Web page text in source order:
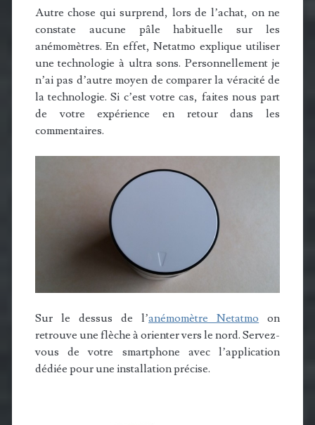
Autre chose qui surprend, lors de l’achat, on ne
constate aucune pâle habituelle sur les
anémomètres. En effet, Netatmo explique utiliser
une technologie à ultra sons. Personnellement je
n’ai pas d’autre moyen de comparer la véracité de
la technologie. Si c’est votre cas, faites nous part
de votre expérience en retour dans les
commentaires.
Sur le dessus de l’anémomètre Netatmo on
retrouve une flèche à orienter vers le nord. Servez-
vous de votre smartphone avec l’application
dédiée pour une installation précise.